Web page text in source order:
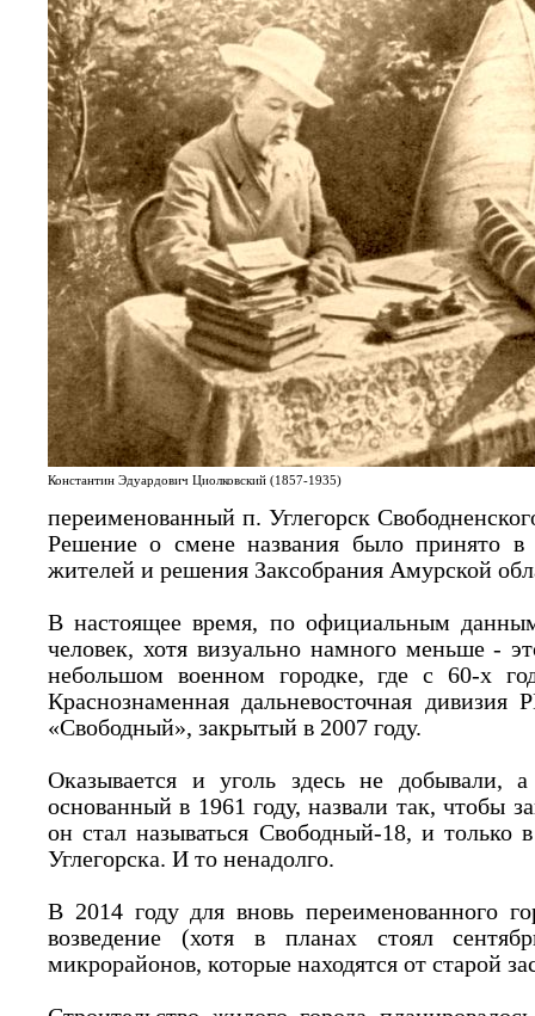
Константин Эдуардович Циолковский (1857-1935)
переименованный п. Углегорск
Решение о смене названия было принято в
жителей и решения Заксобрания Амурской
В настоящее время, по официальным
человек, хотя визуально намного меньше -
небольшом военном городке, где с 60-х
Краснознаменная дальневосточная
«Свободный», закрытый в 2007 году.
Оказывается и уголь здесь не добывали,
основанный в 1961 году, назвали так, чтобы
он стал называться Свободный-18, и только
Углегорска. И то ненадолго.
В 2014 году для вновь переименованного
возведение (хотя в планах стоял
микрорайонов, которые находятся от старой